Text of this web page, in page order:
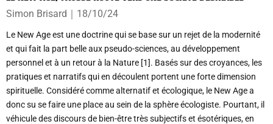
Simon Brisard ｜ 18/10/24
Le New Age est une doctrine qui se base sur un rejet de la modernité
et qui fait la part belle aux pseudo-sciences, au développement
personnel et à un retour à la Nature [1]. Basés sur des croyances, les
pratiques et narratifs qui en découlent portent une forte dimension
spirituelle. Considéré comme alternatif et écologique, le New Age a
donc su se faire une place au sein de la sphère écologiste. Pourtant, il
véhicule des discours de bien-être très subjectifs et ésotériques, en